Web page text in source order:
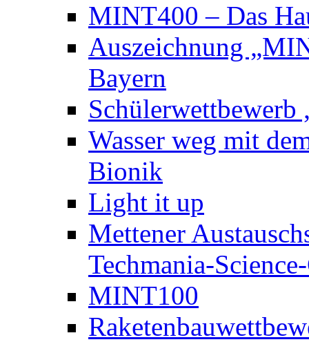
MINT400 – Das
Auszeichnung
Bayern
Wasser weg mit
Bionik
Light it up
Mettener
Techmania-
MINT100